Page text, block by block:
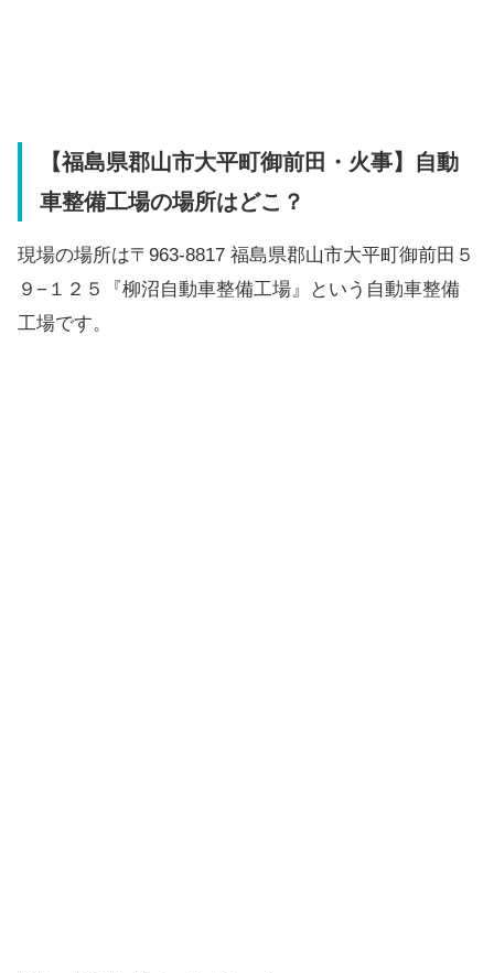
【福島県郡山市大平町御前田・火事】自動
車整備工場の場所はどこ？
現場の場所は〒963-8817 福島県郡山市大平町御前田５
９−１２５『柳沼自動車整備工場』という自動車整備
工場です。